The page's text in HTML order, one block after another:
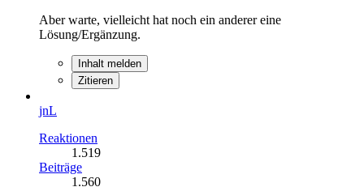
Aber warte, vielleicht hat noch ein anderer eine
Lösung/Ergänzung.
Inhalt melden
Zitieren
jnL
Reaktionen
1.519
Beiträge
1.560